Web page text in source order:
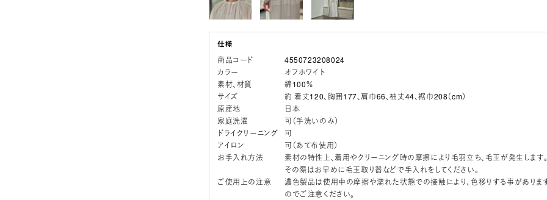
商品コード
4550723208024
カラー
オフホワイト
素材、材質
綿100％
サイズ
約 着丈120、胸囲177、肩巾66、袖丈44、裾巾208（cm）
原産地
日本
家庭洗濯
可（手洗いのみ）
ドライクリーニング
可
アイロン
可（あて布使用）
お手入れ方法
素材の特性上、着用やクリーニング時の摩擦により毛羽立ち、毛玉が発生します
その際はお早めに毛玉取り器などで手入れをしてください。
ご使用上の注意
濃色製品は使用中の摩擦や濡れた状態での接触により、色移りする事がありま
のでご注意ください。